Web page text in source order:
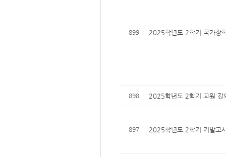
899 2025학년도 2학기 국가장
898 2025학년도 2학기 교원 강
897 2025학년도 2학기 기말고